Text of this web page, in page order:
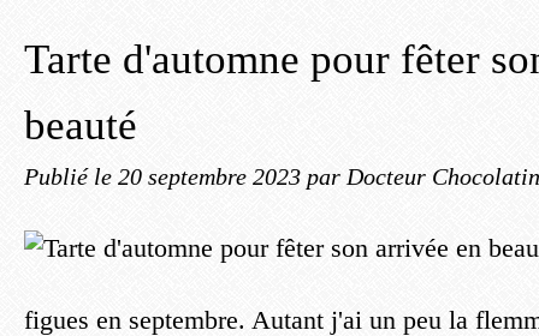
Tarte d'automne pour fêter
beauté
Publié le 20 septembre 2023 par Docteur
figues en septembre. Autant j'ai un peu la